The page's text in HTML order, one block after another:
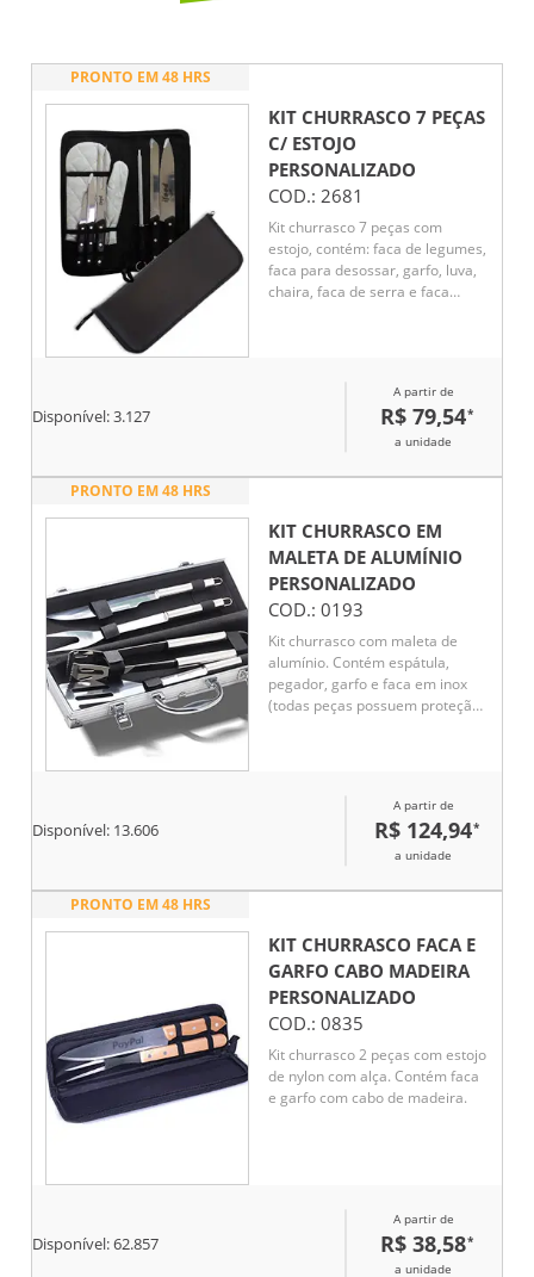
PRONTO EM 48 HRS
KIT CHURRASCO 7 PEÇAS
C/ ESTOJO
PERSONALIZADO
COD.: 2681
Kit churrasco 7 peças com
estojo, contém: faca de legumes,
faca para desossar, garfo, luva,
chaira, faca de serra e faca
Disponível:3.127
A partir de
R$ 79,54*
a unidade
PRONTO EM 48 HRS
KIT CHURRASCO EM
MALETA DE ALUMÍNIO
PERSONALIZADO
COD.: 0193
Kit churrasco com maleta de
alumínio. Contém espátula,
pegador, garfo e faca em inox
(todas peças possuem proteção
Disponível: 13.606
A partir de
R$ 124,94*
a unidade
PRONTO EM 48 HRS
KIT CHURRASCO FACA E
GARFO CABO MADEIRA
PERSONALIZADO
COD.: 0835
Kit churrasco 2 peças com estojo
de nylon com alça. Contém faca
e garfo com cabo de madeira.
Disponível:62.857
A partir de
R$ 38,58*
a unidade